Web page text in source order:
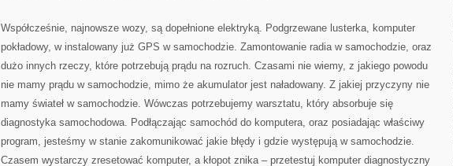
Współcześnie, najnowsze wozy, są dopełnione elektryką. Podgrzewane lusterka, komputer
pokładowy, w instalowany już GPS w samochodzie. Zamontowanie radia w samochodzie, oraz
dużo innych rzeczy, które potrzebują prądu na rozruch. Czasami nie wiemy, z jakiego powodu
nie mamy prądu w samochodzie, mimo że akumulator jest naładowany. Z jakiej przyczyny nie
mamy świateł w samochodzie. Wówczas potrzebujemy warsztatu, który absorbuje się
diagnostyka samochodowa. Podłączając samochód do komputera, oraz posiadając właściwy
program, jesteśmy w stanie zakomunikować jakie błędy i gdzie występują w samochodzie.
Czasem wystarczy zresetować komputer, a kłopot znika – przetestuj komputer diagnostyczny